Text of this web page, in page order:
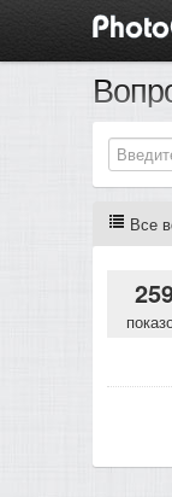
Все